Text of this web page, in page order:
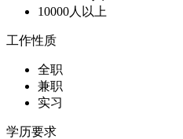
10000人以上
工作性质
全职
兼职
实习
学历要求